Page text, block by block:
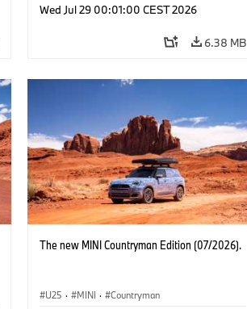
Wed Jul 29 00:01:00 CEST 2026
6.38 MB
The new MINI Countryman Edition (07/2026).
U25 · MINI · Countryman